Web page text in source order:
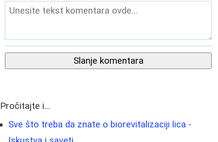
Slanje komentara
Pročitajte i...
Sve što treba da znate o biorevitalizaciji lica -